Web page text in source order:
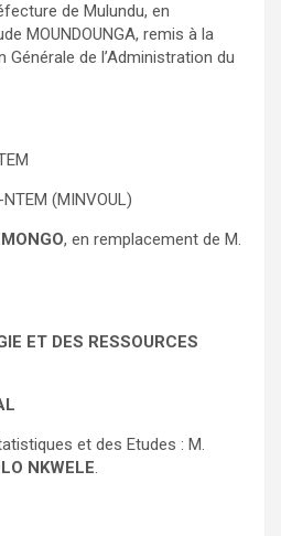
de Mulundu, en
MOUNDOUNGA, remis à la
de l’Administration du
NTEM (MINVOUL)
, en remplacement de M.
ET DES RESSOURCES
et des Etudes : M.
NKWELE.